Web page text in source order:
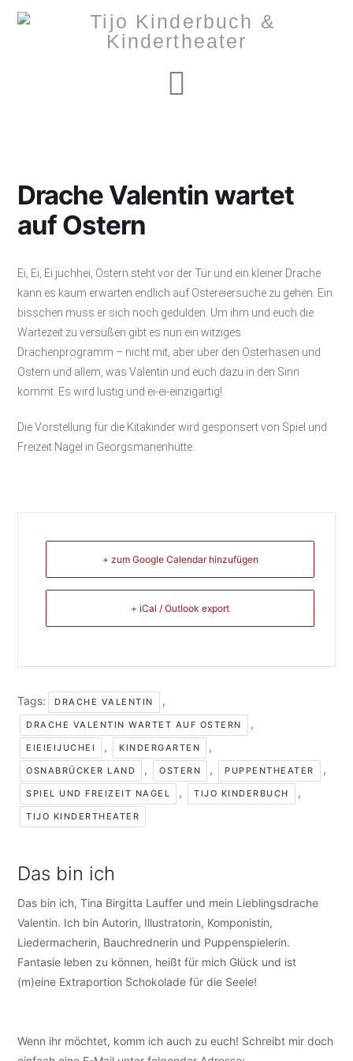
Drache Valentin wartet
auf Ostern
Ei, Ei, Ei juchhei, Ostern steht vor der Tür und ein kleiner Drache
kann es kaum erwarten endlich auf Ostereiersuche zu gehen. Ein
bisschen muss er sich noch gedulden. Um ihm und euch die
Wartezeit zu versüßen gibt es nun ein witziges
Drachenprogramm – nicht mit, aber über den Osterhasen und
Ostern und allem, was Valentin und euch dazu in den Sinn
kommt. Es wird lustig und ei-ei-einzigartig!
Die Vorstellung für die Kitakinder wird gesponsert von Spiel und
Freizeit Nagel in Georgsmarienhütte.
+ zum Google Calendar hinzufügen
+ iCal / Outlook export
Tags: DRACHE VALENTIN ,
DRACHE VALENTIN WARTET AUF OSTERN ,
EIEIEIJUCHEI , KINDERGARTEN ,
OSNABRÜCKER LAND , OSTERN , PUPPENTHEATER ,
SPIEL UND FREIZEIT NAGEL , TIJO KINDERBUCH ,
TIJO KINDERTHEATER
Das bin ich
Das bin ich, Tina Birgitta Lauffer und mein Lieblingsdrache
Valentin. Ich bin Autorin, Illustratorin, Komponistin,
Liedermacherin, Bauchrednerin und Puppenspielerin.
Fantasie leben zu können, heißt für mich Glück und ist
(m)eine Extraportion Schokolade für die Seele!
Wenn ihr möchtet, komm ich auch zu euch! Schreibt mir doch